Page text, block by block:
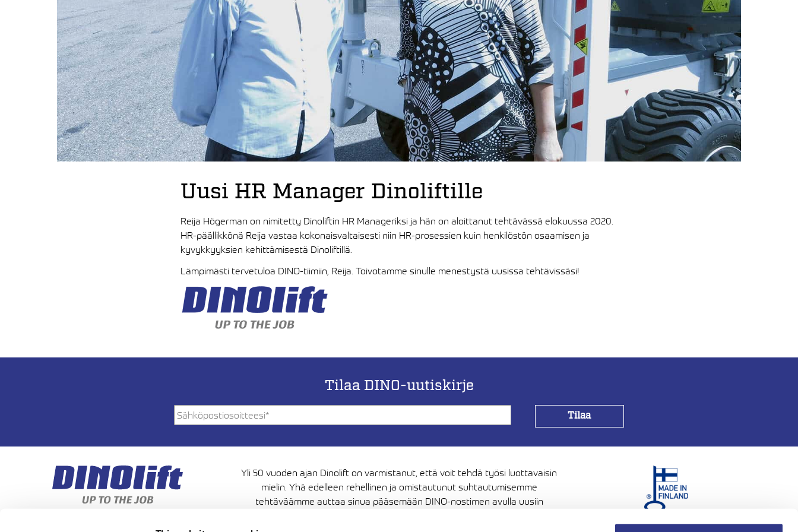
Uusi HR Manager Dinoliftille
Reija Högerman on nimitetty Dinoliftin HR Manageriksi ja hän on aloittanut tehtävässä elokuussa 2020.
HR-päällikkönä Reija vastaa kokonaisvaltaisesti niin HR-prosessien kuin henkilöstön osaamisen ja
kyvykkyyksien kehittämisestä Dinoliftillä.
Lämpimästi tervetuloa DINO-tiimiin, Reija. Toivotamme sinulle menestystä uusissa tehtävissäsi!
Tilaa DINO-uutiskirje
Yli 50 vuoden ajan Dinolift on varmistanut, että voit tehdä työsi luottavaisin
mielin. Yhä edelleen rehellinen ja omistautunut suhtautumisemme
tehtäväämme auttaa sinua pääsemään DINO-nostimen avulla uusiin